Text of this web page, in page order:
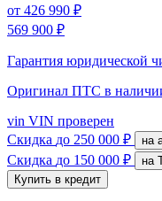
от 426 990 ₽
569 900 ₽
Гарантия юридической
Оригинал ПТС в
vin VIN проверен
Скидка до 250 000 ₽
Скидка до 150 000 ₽
Купить в кредит